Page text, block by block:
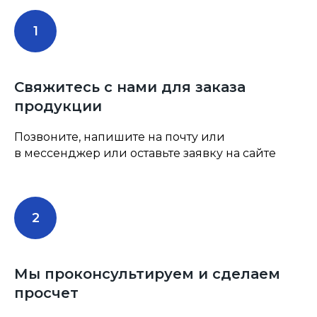
Свяжитесь с нами для заказа
продукции
Позвоните, напишите на почту или
в мессенджер или оставьте заявку на сайте
Мы проконсультируем и сделаем
просчет